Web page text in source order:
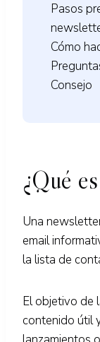
Pasos
Cómo
Consejo
¿Qué
Una
email
la lista de
El objetivo de
contenido útil